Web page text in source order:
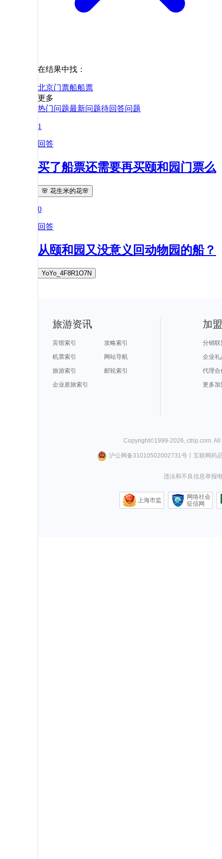
在结果中找：
北京门票船船票
更多
热门问题最新问题待回答问题
1
回答
买了船票还需要再买颐和园门票么
🌸 花生米的花🌸
0
回答
从颐和园又没意义回动物园的船？
YoYo_4F8R1O7N
旅游资讯
宾馆索引
攻略索引
机票索引
网站导航
旅游索引
邮轮索引
企业差旅索引
加
分销联
企业礼
代理合
更多加
Copyright©1999-2026 ctrip.com .
沪公网备31010502002731号丨 互联网药
违法和不良信息举报
上海市监
网络社会
征信网